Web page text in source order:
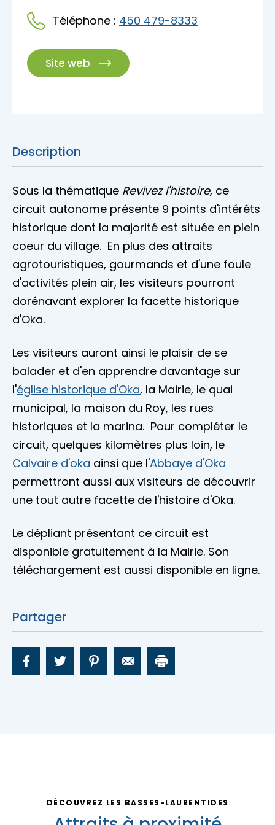
Accès membre
Téléphone : 450 479-8333
Site web
Description
Sous la thématique Revivez l'histoire, ce
circuit autonome présente 9 points d'intérêts
historique dont la majorité est située en plein
coeur du village. En plus des attraits
agrotouristiques, gourmands et d'une foule
d'activités plein air, les visiteurs pourront
dorénavant explorer la facette historique
d'Oka.
Les visiteurs auront ainsi le plaisir de se
balader et d'en apprendre davantage sur
l'église historique d'Oka, la Mairie, le quai
municipal, la maison du Roy, les rues
historiques et la marina. Pour compléter le
circuit, quelques kilomètres plus loin, le
Calvaire d'oka ainsi que l'Abbaye d'Oka
permettront aussi aux visiteurs de découvrir
une tout autre facette de l'histoire d'Oka.
Le dépliant présentant ce circuit est
disponible gratuitement à la Mairie. Son
téléchargement est aussi disponible en ligne.
Partager
DÉCOUVREZ LES BASSES-LAURENTIDES